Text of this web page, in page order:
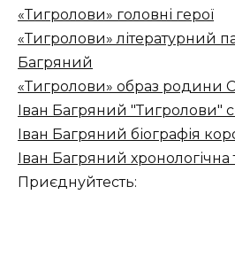
«Тигролови» головні герої
«Тигролови» літературний
Багряний
«Тигролови» образ родини
Іван Багряний "Тигролови"
Іван Багряний біографія
Іван Багряний хронологічна
Приєднуйтесть: